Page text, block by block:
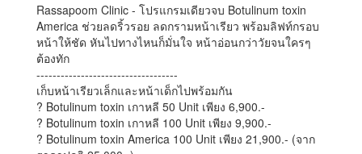
Rassapoom Clinic - โปรแกรมเดียวจบ Botulinum toxin
America ช่วยลดริ้วรอย ลดกรามหน้าเรียว พร้อมลิฟท์กรอบ
หน้าให้ชัด หันไปทางไหนก็มั่นใจ หน้าอ่อนกว่าวัยจนใครๆ
ต้องทัก
-----------------------------------
เก็บหน้าเรียวเล็กและหน้าเด็กไปพร้อมกัน
? Botulinum toxin เกาหลี 50 Unit เพียง 6,900.-
? Botulinum toxin เกาหลี 100 Unit เพียง 9,900.-
? Botulinum toxin America 100 Unit เพียง 21,900.- (จาก